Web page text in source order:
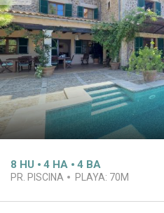
8 HU 4 HA 4 BA
PR. PISCINA PLAYA: 70M